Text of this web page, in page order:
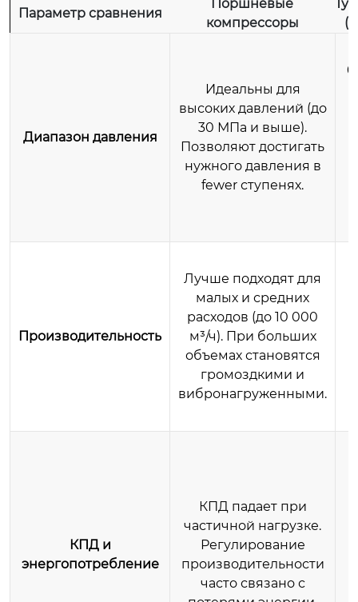
Параметр сравнения
Поршневые
компрессоры
Диапазон давления
Идеальны для
высоких давлений (до
30 МПа и выше).
Позволяют достигать
нужного давления в
fewer ступенях.
Производительность
Лучше подходят для
малых и средних
расходов (до 10 000
м³/ч). При больших
объемах становятся
громоздкими и
вибронагруженными.
КПД и
энергопотребление
КПД падает при
частичной нагрузке.
Регулирование
производительности
часто связано с